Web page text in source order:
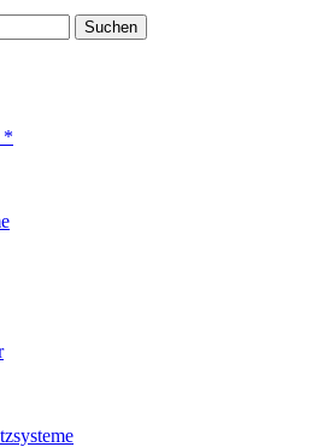
Suchen
*